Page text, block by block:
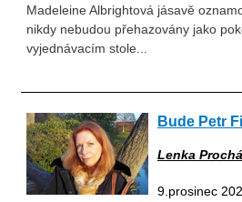
Madeleine Albrightová jásavě
nikdy nebudou přehazovány jako
vyjednávacím stole...
Bude Petr
Lenka
9.prosinec